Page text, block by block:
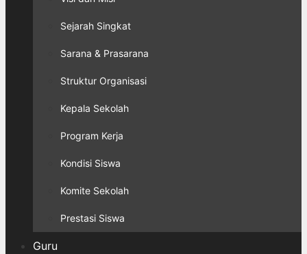
Sejarah Singkat
Sarana & Prasarana
Struktur Organisasi
Kepala Sekolah
Program Kerja
Kondisi Siswa
Komite Sekolah
Prestasi Siswa
Guru